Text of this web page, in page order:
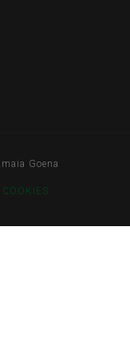
Goena
COOKIES